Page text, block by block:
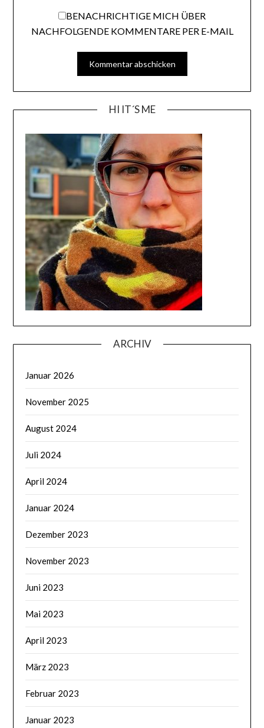
BENACHRICHTIGE MICH ÜBER
NACHFOLGENDE KOMMENTARE PER E-MAIL
HI IT´S ME
ARCHIV
Januar 2026
November 2025
August 2024
Juli 2024
April 2024
Januar 2024
Dezember 2023
November 2023
Juni 2023
Mai 2023
April 2023
März 2023
Februar 2023
Januar 2023